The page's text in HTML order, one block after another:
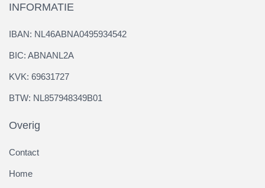
INFORMATIE
IBAN: NL46ABNA0495934542
BIC: ABNANL2A
KVK: 69631727
BTW: NL857948349B01
Overig
Contact
Home